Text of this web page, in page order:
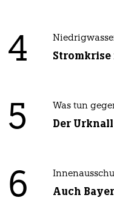
4 Stromkrise
5 Was tun
Der Urknall
6 Auch